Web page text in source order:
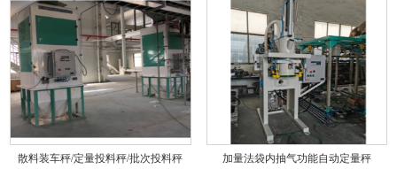
散料装车秤/定量投料秤/批次投料秤 加量法袋内抽气功能自动定量秤